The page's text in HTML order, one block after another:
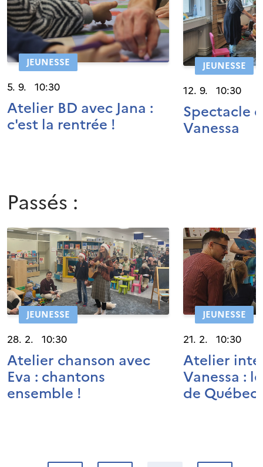
JEUNESSE
5. 9. 10:30
Atelier BD avec Jana :
c'est la rentrée !
JEUNESSE
12. 9. 10:30
Spectacle
Vanessa
Passés :
JEUNESSE
28. 2. 10:30
Atelier chanson avec
Eva : chantons
ensemble !
JEUNESSE
21. 2. 10:30
Atelier
Vanessa :
de Québec